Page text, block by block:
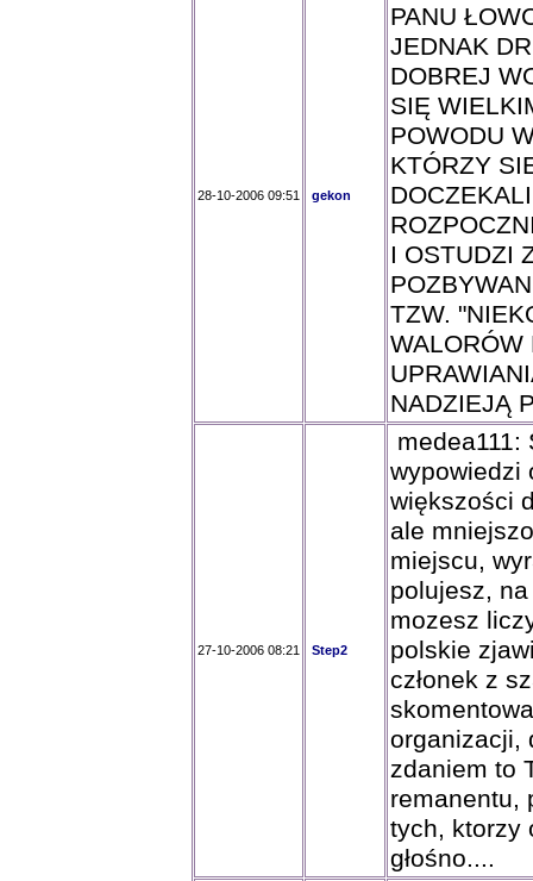
28-10-2006 09:51 gekon
PANU
JEDNAK
DOBREJ
SIĘ
POWODU
KTÓRZY
I OSTUDZI
TZW.
WALORÓW
NADZIEJĄ
27-10-2006 08:21 Step2
medea111:
wypowiedzi
większości
ale
miejscu,
polujesz,
mozesz
polskie
członek z
organizacji,
zdaniem to
remanentu,
tych, ktorzy
głośno....